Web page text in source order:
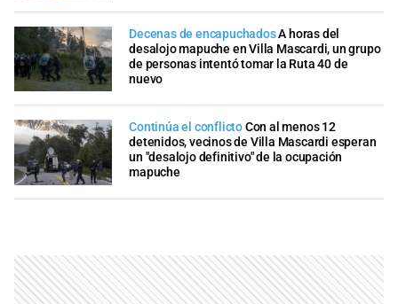
Decenas de encapuchadosA horas del
desalojo mapuche en Villa Mascardi, un grupo
de personas intentó tomar la Ruta 40 de
nuevo
Continúa el conflictoCon al menos 12
detenidos, vecinos de Villa Mascardi esperan
un "desalojo definitivo" de la ocupación
mapuche